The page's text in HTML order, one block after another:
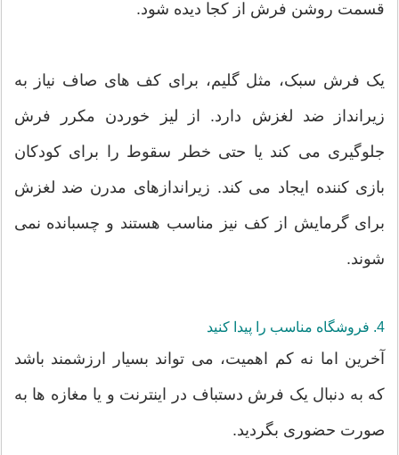
قسمت روشن فرش از کجا دیده شود.
یک فرش سبک، مثل گلیم، برای کف های صاف نیاز به
زیرانداز ضد لغزش دارد. از لیز خوردن مکرر فرش
جلوگیری می کند یا حتی خطر سقوط را برای کودکان
بازی کننده ایجاد می کند. زیراندازهای مدرن ضد لغزش
برای گرمایش از کف نیز مناسب هستند و چسبانده نمی
شوند.
4. فروشگاه مناسب را پیدا کنید
آخرین اما نه کم اهمیت، می تواند بسیار ارزشمند باشد
که به دنبال یک فرش دستباف در اینترنت و یا مغازه ها به
صورت حضوری بگردید.